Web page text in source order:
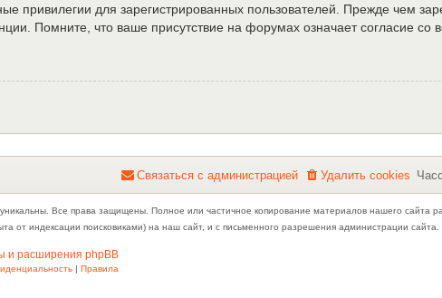
привилегии для зарегистрированных пользователей. Прежде чем
Помните, что ваше присутствие на форумах означает согласие со
Удалить cookies
Связаться с администрацией
Все права защищены. Полное или частичное копирование материалов нашего сайта
от индексации поисковиками) на наш сайт, и с письменного разрешения администрации сайта.
и расширения phpBB
| Правила